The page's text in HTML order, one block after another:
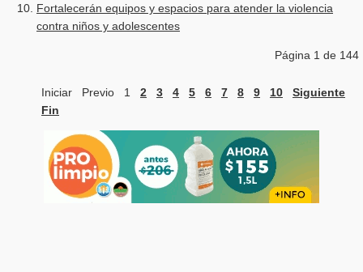
Fortalecerán equipos y espacios para atender la violencia
contra niños y adolescentes
Página 1 de 144
Iniciar Previo 1 2 3 4 5 6 7 8 9 10
Siguiente
Fin